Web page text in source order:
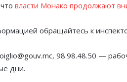
власти Монако продолжают
обращайтесь к
98.98.48.50 —
дни.